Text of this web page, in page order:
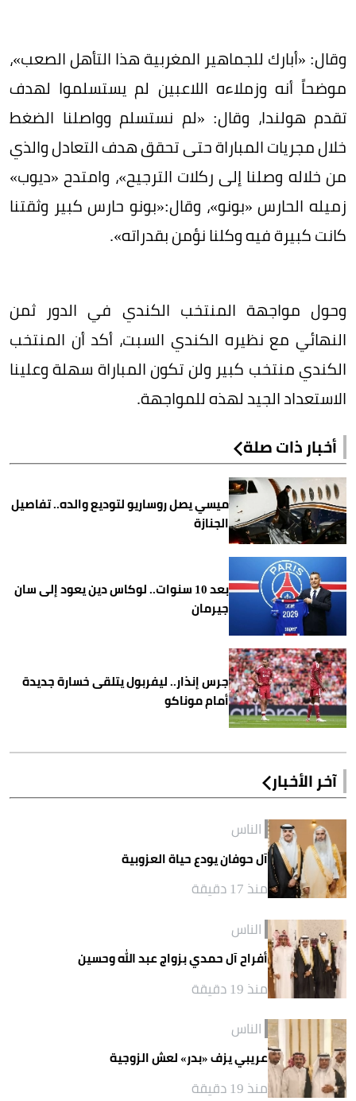
وقال: «أبارك للجماهير المغربية هذا التأهل الصعب»،
موضحاً أنه وزملاءه اللاعبين لم يستسلموا لهدف
تقدم هولندا، وقال: «لم نستسلم وواصلنا الضغط
خلال مجريات المباراة حتى تحقق هدف التعادل والذي
من خلاله وصلنا إلى ركلات الترجيح»، وامتدح «ديوب»
زميله الحارس «بونو»، وقال:«بونو حارس كبير وثقتنا
كانت كبيرة فيه وكلنا نؤمن بقدراته».
وحول مواجهة المنتخب الكندي في الدور ثمن
النهائي مع نظيره الكندي السبت، أكد أن المنتخب
الكندي منتخب كبير ولن تكون المباراة سهلة وعلينا
الاستعداد الجيد لهذه للمواجهة.
أخبار ذات صلة
ميسي يصل روساريو لتوديع والده.. تفاصيل
الجنازة
بعد 10 سنوات.. لوكاس دين يعود إلى سان
جيرمان
جرس إنذار.. ليفربول يتلقى خسارة جديدة
أمام موناكو
آخر الأخبار
الناس
آل حوفان يودع حياة العزوبية
منذ 17 دقيقة
الناس
أفراح آل حمدي بزواج عبد الله وحسين
منذ 19 دقيقة
الناس
عريبي يزف «بدر» لعش الزوجية
منذ 19 دقيقة